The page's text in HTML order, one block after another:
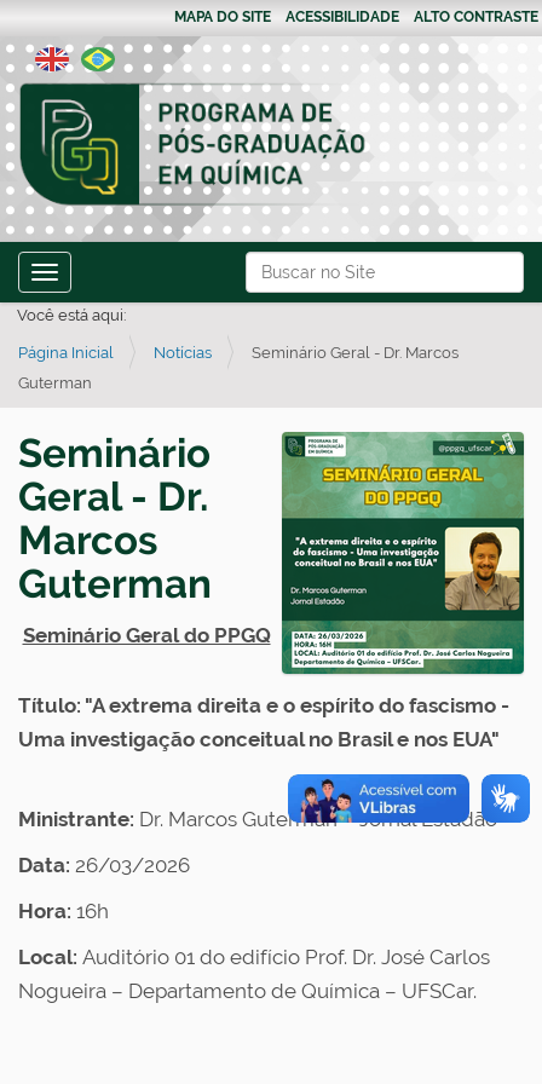
Busca
Busca Avançada…
MAPA DO SITE ACESSIBILIDADE ALTO CONTRASTE
Toggle navigation
Você está aqui:
Página Inicial Notícias
Seminário Geral - Dr. Marcos
Guterman
Seminário
Geral - Dr.
Marcos
Guterman
Seminário Geral do PPGQ
Título: "A extrema direita e o espírito do fascismo -
Uma investigação conceitual no Brasil e nos EUA"
Ministrante: Dr. Marcos Guterman – Jornal Estadão
Data: 26/03/2026
Hora: 16h
Local: Auditório 01 do edifício Prof. Dr. José Carlos
Nogueira – Departamento de Química – UFSCar.